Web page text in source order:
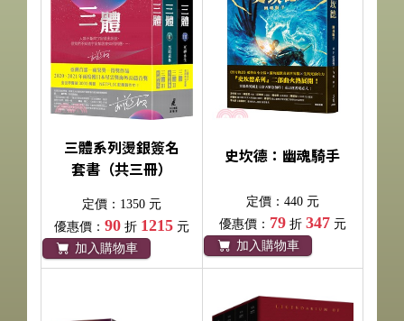
三體系列燙銀簽名
套書（共三冊）
定價：1350 元
優惠價： 90折 1215元
加入購物車
史坎德：幽魂騎手
定價：440 元
優惠價： 79折 347 元
加入購物車